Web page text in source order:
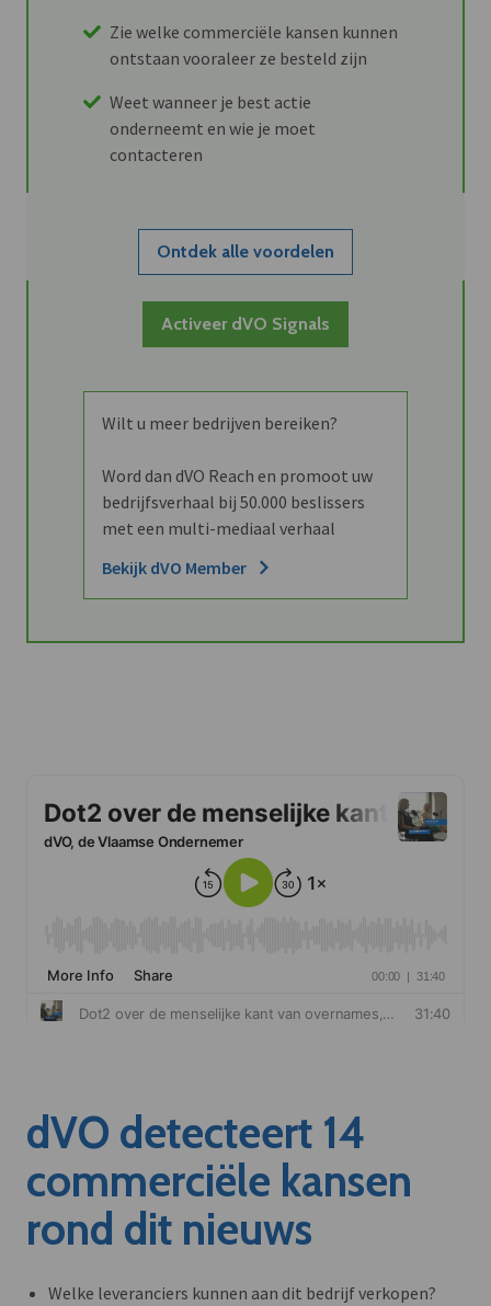
Zie welke commerciële kansen kunnen
ontstaan vooraleer ze besteld zijn
Weet wanneer je best actie
onderneemt en wie je moet
contacteren
Ontdek alle voordelen
Activeer dVO Signals
Wilt u meer bedrijven bereiken?
Word dan dVO Reach en promoot uw
bedrijfsverhaal bij 50.000 beslissers
met een multi-mediaal verhaal
Bekijk dVO Member
dVO detecteert 14
commerciële kansen
rond dit nieuws
Welke leveranciers kunnen aan dit bedrijf verkopen?